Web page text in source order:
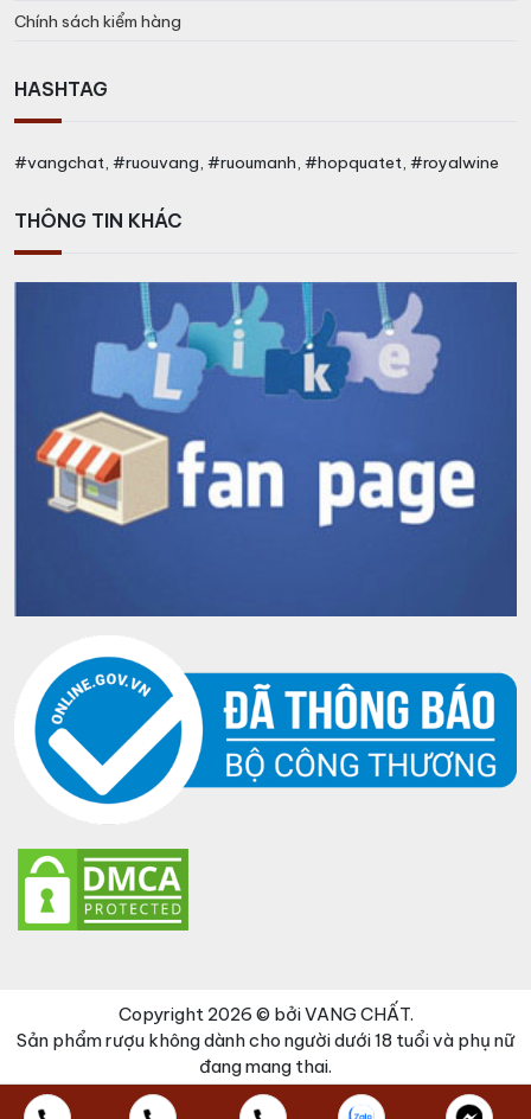
Chính sách kiểm hàng
HASHTAG
#vangchat, #ruouvang, #ruoumanh, #hopquatet, #royalwine
THÔNG TIN KHÁC
Copyright 2026 © bởi VANG CHẤT.
Sản phẩm rượu không dành cho người dưới 18 tuổi và phụ nữ
đang mang thai.